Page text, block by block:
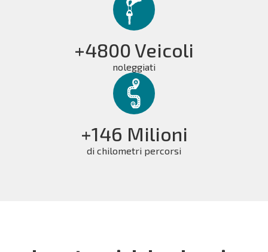
+4800 Veicoli
noleggiati
+146 Milioni
di chilometri percorsi